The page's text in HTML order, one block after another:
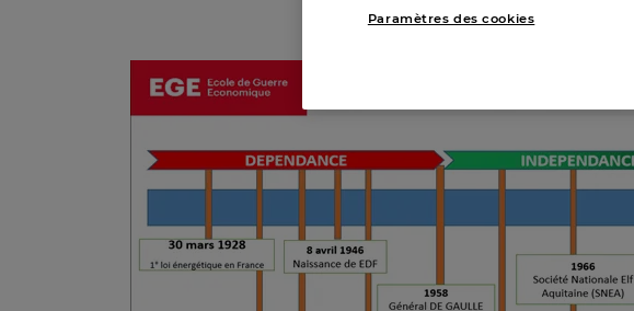
Paramètres des cookies